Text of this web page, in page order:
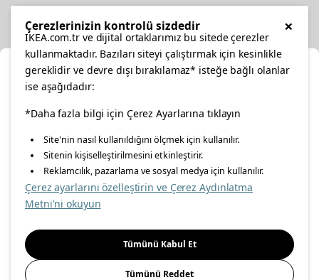
Diğer
facebooktwitterinstagrampinterestyoutube
linkedin
Enerji Politikası Bilgi Güvenliği Politikası
Gıda Güvenliği Politikası
Önemli Bilgilendirme İnternet Sitesi Gizlilik Politikası
Konumunuzu Seçin
İnternetten vereceğiniz siparişlerinizde size özel hizmet ve
içerikleri görebilmek için lütfen konumuzu seçin.
İl seçiniz
Seçiniz
×
Çerezlerinizin kontrolü sizdedir
IKEA.com.tr ve dijital ortaklarımız bu sitede çerezler
kullanmaktadır. Bazıları siteyi çalıştırmak için kesinlikle
gereklidir ve devre dışı bırakılamaz* isteğe bağlı olanlar
ise aşağıdadır:
*Daha fazla bilgi için Çerez Ayarlarına tıklayın
Site'nin nasıl kullanıldığını ölçmek için kullanılır.
Sitenin kişiselleştirilmesini etkinleştirir.
Reklamcılık, pazarlama ve sosyal medya için kullanılır.
Çerez ayarlarını özelleştirin ve Çerez Aydınlatma
Metni'ni okuyun
Tümünü Kabul Et
Tümünü Reddet